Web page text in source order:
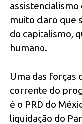
muito claro que
do capitalismo,
humano.
Uma das forças
corrente do
é o PRD do
liquidação do